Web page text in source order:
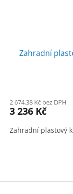
Zahradní
2 674,38 Kč bez DPH
3 236 Kč
Zahradní plastový
Z